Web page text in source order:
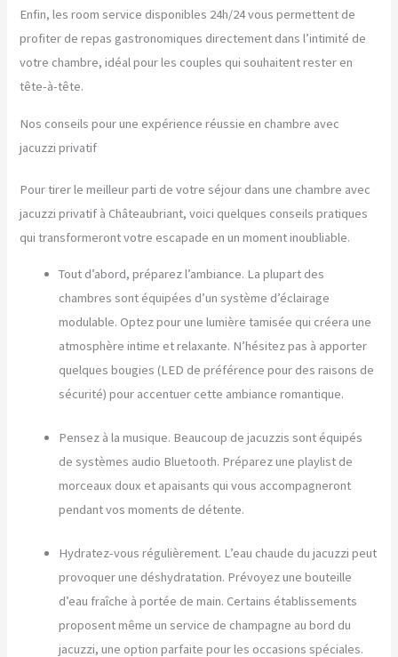
Enfin, les room service disponibles 24h/24 vous permettent de
profiter de repas gastronomiques directement dans l’intimité de
votre chambre, idéal pour les couples qui souhaitent rester en
tête-à-tête.
Nos conseils pour une expérience réussie en chambre avec
jacuzzi privatif
Pour tirer le meilleur parti de votre séjour dans une chambre avec
jacuzzi privatif à Châteaubriant, voici quelques conseils pratiques
qui transformeront votre escapade en un moment inoubliable.
Tout d’abord, préparez l’ambiance. La plupart des
chambres sont équipées d’un système d’éclairage
modulable. Optez pour une lumière tamisée qui créera une
atmosphère intime et relaxante. N’hésitez pas à apporter
quelques bougies (LED de préférence pour des raisons de
sécurité) pour accentuer cette ambiance romantique.
Pensez à la musique. Beaucoup de jacuzzis sont équipés
de systèmes audio Bluetooth. Préparez une playlist de
morceaux doux et apaisants qui vous accompagneront
pendant vos moments de détente.
Hydratez-vous régulièrement. L’eau chaude du jacuzzi peut
provoquer une déshydratation. Prévoyez une bouteille
d’eau fraîche à portée de main. Certains établissements
proposent même un service de champagne au bord du
jacuzzi, une option parfaite pour les occasions spéciales.